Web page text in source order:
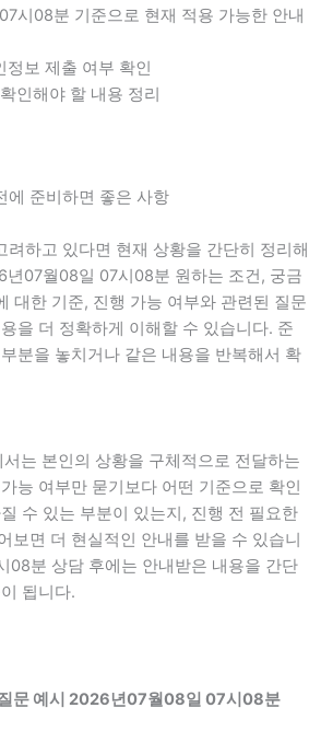
시08분 기준으로 현재 적용 가능한 안내
정보 제출 여부 확인
인해야 할 내용 정리
에 준비하면 좋은 사항
려하고 있다면 현재 상황을 간단히 정리해
년07월08일 07시08분 원하는 조건, 궁금
대한 기준, 진행 가능 여부와 관련된 질문
을 더 정확하게 이해할 수 있습니다. 준
분을 놓치거나 같은 내용을 반복해서 확
는 본인의 상황을 구체적으로 전달하는
능 여부만 묻기보다 어떤 기준으로 확인
수 있는 부분이 있는지, 진행 전 필요한
보면 더 현실적인 안내를 받을 수 있습니
08분 상담 후에는 안내받은 내용을 간단
됩니다.
문 예시 2026년07월08일 07시08분